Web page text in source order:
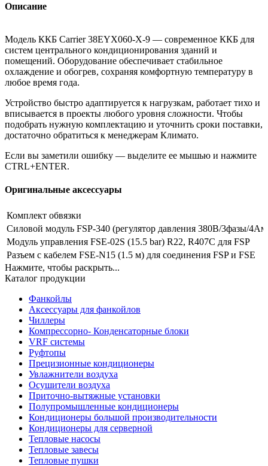
Описание
Модель ККБ Carrier 38EYX060-X-9 — современное ККБ для
систем центрального кондиционирования зданий и
помещений. Оборудование обеспечивает стабильное
охлаждение и обогрев, сохраняя комфортную температуру в
любое время года.
Устройство быстро адаптируется к нагрузкам, работает тихо и
вписывается в проекты любого уровня сложности. Чтобы
подобрать нужную комплектацию и уточнить сроки поставки,
достаточно обратиться к менеджерам Климато.
Если вы заметили ошибку — выделите ее мышью и нажмите
CTRL+ENTER.
Оригинальные аксессуары
Комплект обвязки
Силовой модуль FSP-340 (регулятор давления 380В/3фазы/
Модуль управления FSE-02S (15.5 bar) R22, R407C для FSP
Разъем с кабелем FSE-N15 (1.5 м) для соединения FSP и FSE
Нажмите, чтобы раскрыть...
Каталог продукции
Фанкойлы
Аксессуары для фанкойлов
Чиллеры
Компрессорно- Конденсаторные блоки
VRF системы
Руфтопы
Прецизионные кондиционеры
Увлажнители воздуха
Осушители воздуха
Приточно-вытяжные установки
Полупромышленные кондиционеры
Кондиционеры большой производительности
Кондиционеры для серверной
Тепловые насосы
Тепловые завесы
Тепловые пушки